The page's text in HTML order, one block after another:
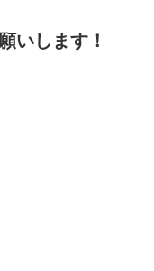
いします！